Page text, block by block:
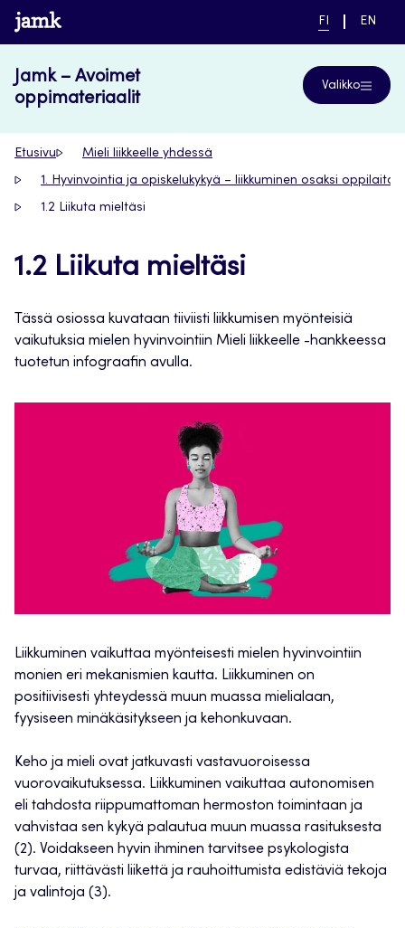
Siirry
suoraan
www.jamk.fi
NYKYINEN
FI
VAIHDA
EN
Jamk – Avoimet
oppimateriaalit
Valikko
Etusivu Mieli liikkeelle yhdessä
1. Hyvinvointia ja opiskelukykyä – liikkuminen osaksi
1.2 Liikuta mieltäsi
1.2 Liikuta mieltäsi
Tässä osiossa kuvataan tiiviisti liikkumisen myönteisiä
vaikutuksia mielen hyvinvointiin Mieli liikkeelle -hankkeessa
tuotetun infograafin avulla.
Liikkuminen vaikuttaa myönteisesti mielen hyvinvointiin
monien eri mekanismien kautta. Liikkuminen on
positiivisesti yhteydessä muun muassa mielialaan,
fyysiseen minäkäsitykseen ja kehonkuvaan.
Keho ja mieli ovat jatkuvasti vastavuoroisessa
vuorovaikutuksessa. Liikkuminen vaikuttaa autonomisen
eli tahdosta riippumattoman hermoston toimintaan ja
vahvistaa sen kykyä palautua muun muassa rasituksesta
(2). Voidakseen hyvin ihminen tarvitsee psykologista
turvaa, riittävästi liikettä ja rauhoittumista edistäviä tekoja
ja valintoja (3).